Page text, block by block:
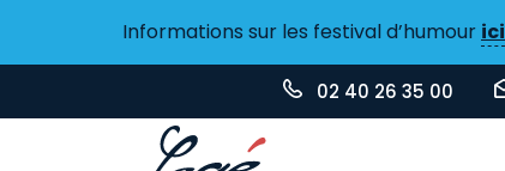
Informations sur les festival d’humour ici
02 40 26 35 00